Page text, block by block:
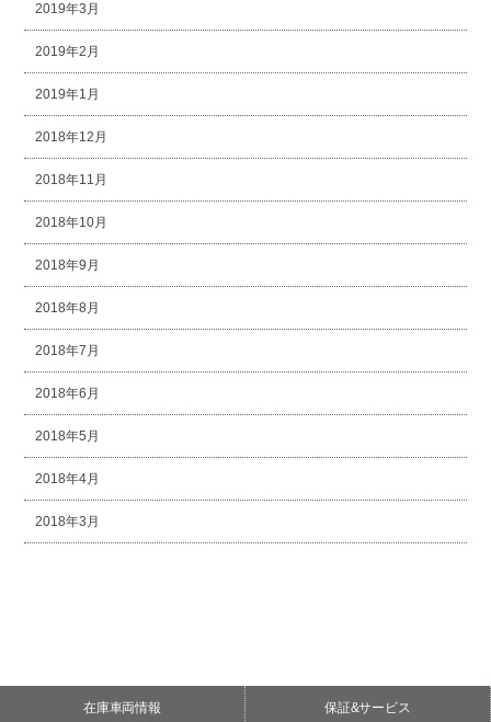
2019年3月
2019年2月
2019年1月
2018年12月
2018年11月
2018年10月
2018年9月
2018年8月
2018年7月
2018年6月
2018年5月
2018年4月
2018年3月
在庫車両情報 保証&サービス